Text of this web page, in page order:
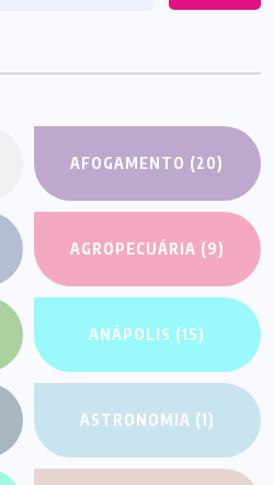
AFOGAMENTO (20)
AGROPECUÁRIA (9)
ANÁPOLIS (15)
ASTRONOMIA (1)